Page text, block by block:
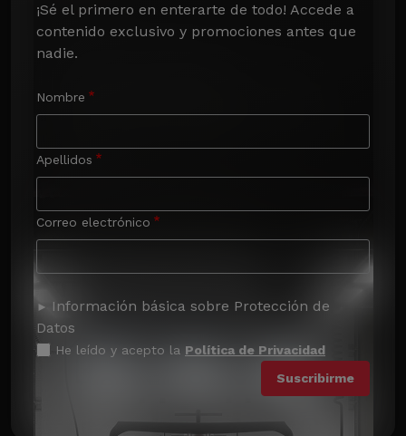
¡Sé el primero en enterarte de todo! Accede a
contenido exclusivo y promociones antes que
nadie.
Nombre
Apellidos
Correo electrónico
Información básica sobre Protección de
Datos
He leído y acepto la Política de Privacidad